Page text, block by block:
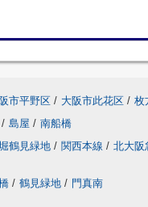
市平野区 / 大阪市此花区 / 枚
/ 島屋 / 南船橋
鶴見緑地 / 関西本線 / 北大阪
/ 鶴見緑地 / 門真南